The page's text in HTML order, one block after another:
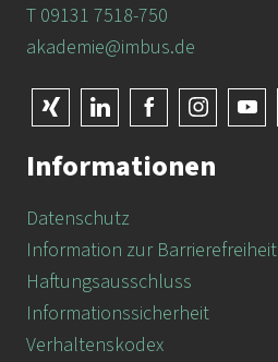
T 09131 7518-750
akademie@imbus.de
Informationen
Datenschutz
Information zur Barrierefreiheit
Haftungsausschluss
Informationssicherheit
Verhaltenskodex